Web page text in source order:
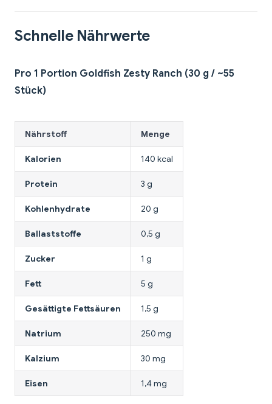
Schnelle Nährwerte
Pro 1 Portion Goldfish Zesty Ranch (30 g / ~55
Stück)
Nährstoff Menge
Kalorien 140 kcal
Protein 3 g
Kohlenhydrate 20 g
Ballaststoffe 0,5 g
Zucker 1 g
Fett 5 g
Gesättigte Fettsäuren 1,5 g
Natrium 250 mg
Kalzium 30 mg
Eisen 1,4 mg